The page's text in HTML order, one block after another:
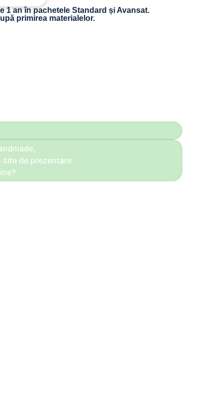
1 an în pachetele Standard și Avansat.
primirea materialelor.
site de prezentare